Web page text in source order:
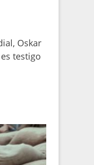
Oskar
testigo